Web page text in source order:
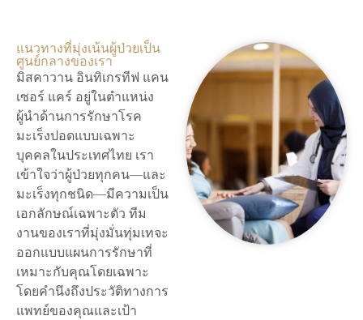
แนวทางที่มุ่งเน้นผู้ป่วยเป็น
ศูนย์กลางของเรา
มิสคาวาน อินทิเกรทีฟ แคน
เซอร์ แคร์ อยู่ในตำแหน่ง
ผู้นำด้านการรักษาโรค
มะเร็งปอดแบบเฉพาะ
บุคคลในประเทศไทย เรา
เข้าใจว่าผู้ป่วยทุกคน—และ
มะเร็งทุกชนิด—มีความเป็น
เอกลักษณ์เฉพาะตัว ทีม
งานของเราที่มุ่งมั่นทุ่มเทจะ
ออกแบบแผนการรักษาที่
เหมาะกับคุณโดยเฉพาะ
โดยคำนึงถึงประวัติทางการ
แพทย์ของคุณและเป้า